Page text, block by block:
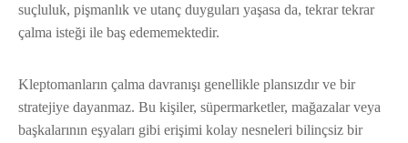
suçluluk, pişmanlık ve utanç duyguları yaşasa da, tekrar tekrar
çalma isteği ile baş edememektedir.
Kleptomanların çalma davranışı genellikle plansızdır ve bir
stratejiye dayanmaz. Bu kişiler, süpermarketler, mağazalar veya
başkalarının eşyaları gibi erişimi kolay nesneleri bilinçsiz bir